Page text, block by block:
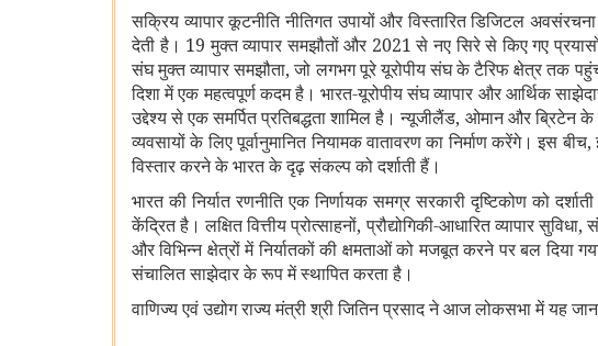
सक्रिय व्यापार कूटनीति नीतिगत उपायों और विस्तारित डिजिटल
देती है। 19 मुक्त व्यापार समझौतों और 2021 से नए सिरे से किए गए
संघ मुक्त व्यापार समझौता, जो लगभग पूरे यूरोपीय संघ के टैरिफ क्षेत्र तक
दिशा में एक महत्वपूर्ण कदम है। भारत-यूरोपीय संघ व्यापार और आर्थिक
उद्देश्य से एक समर्पित प्रतिबद्धता शामिल है। न्यूजीलैंड, ओमान और ब्रिटेन
व्यवसायों के लिए पूर्वानुमानित नियामक वातावरण का निर्माण करेंगे। इस
विस्तार करने के भारत के दृढ़ संकल्प को दर्शाती हैं।
भारत की निर्यात रणनीति एक निर्णायक समग्र सरकारी दृष्टिकोण को
केंद्रित है। लक्षित वित्तीय प्रोत्साहनों, प्रौद्योगिकी-आधारित व्यापार
और विभिन्न क्षेत्रों में निर्यातकों की क्षमताओं को मजबूत करने पर बल दिया
संचालित साझेदार के रूप में स्थापित करता है।
वाणिज्य एवं उद्योग राज्य मंत्री श्री जितिन प्रसाद ने आज लोकसभा में यह